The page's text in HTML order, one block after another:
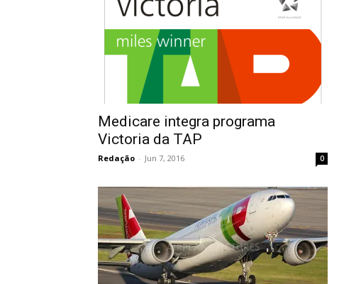
Medicare integra programa
Victoria da TAP
Redação - Jun 7, 2016 0